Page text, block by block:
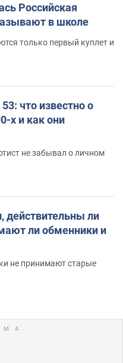
Российская
в школе
только первый куплет и
что известно о
х и как они
не забывал о личном
действительны ли
ли обменники и
не принимают старые